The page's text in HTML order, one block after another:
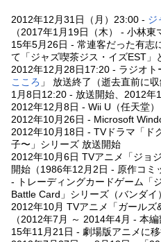
2012年12月31日（月）23:00 - ジ
（2017年1月19日（木） - 小林
15年5月26日 - 常連客だった有志
て「ジャズ喫茶ジス・イズEST」
2012年12月28日17:20 - ラジオト
こころ 」 放送終了（逝去直前に
1月8日12:20 - 放送開始、2012年
2012年12月8日 - Wii U（任天堂
2012年10月26日 - Microsoft
2012年10月18日 - TVドラマ「ド
子〜」シリーズ 放送開始
2012年10月6日 TVアニメ「ジョ
開始（1986年12月2日 - 原作コミ
- トレーディングカードゲーム「
Battle Card」シリーズ（バンダイ
2012年10月 TVアニメ「ガール
（2012年7月 ～ 2014年4月 - 本
15年11月21日 - 劇場版アニメに